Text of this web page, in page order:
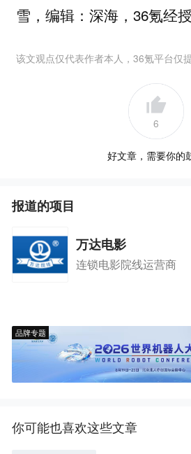
雪，编辑：深海，36氪经授
该文观点仅代表作者本人，36氪平台仅
6
好文章，需要你的
报道的项目
万达电影
连锁电影院线运营商
品牌专题
你可能也喜欢这些文章